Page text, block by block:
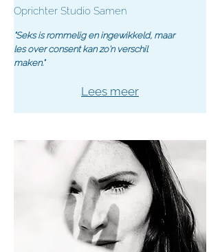
Oprichter Studio Samen
"Seks is rommelig en ingewikkeld, maar
les over consent kan zo'n verschil
maken."
Lees meer